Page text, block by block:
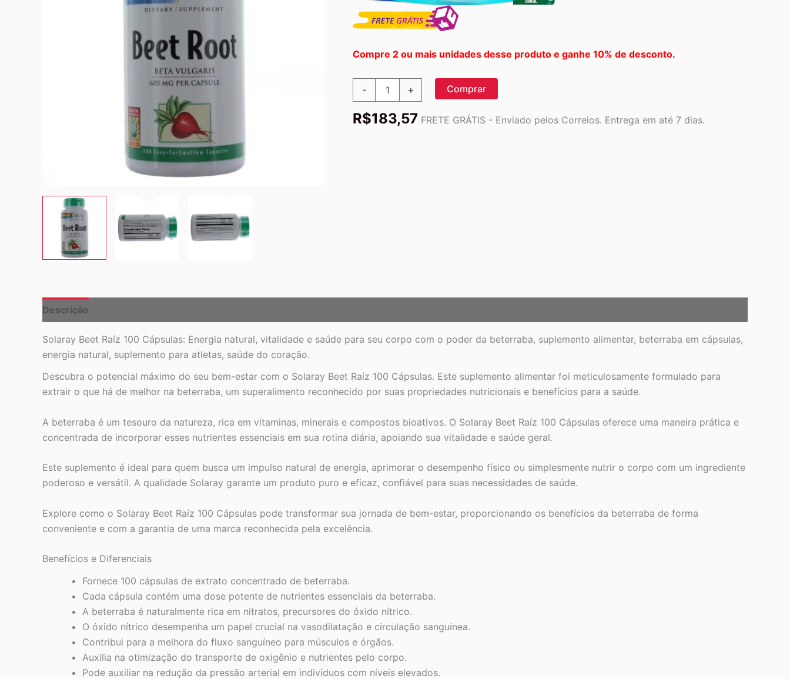
Compre 2 ou mais unidades desse produto e ganhe 10% de desconto.
-
100
+ Comprar
R$183,57 FRETE GRÁTIS - Enviado pelos Correios. Entrega em até 7 dias.
Descrição
Solaray Beet Raíz 100 Cápsulas: Energia natural, vitalidade e saúde para seu corpo com o poder da beterraba, suplemento alimentar, beterraba em cápsulas,
energia natural, suplemento para atletas, saúde do coração.
Descubra o potencial máximo do seu bem-estar com o Solaray Beet Raíz 100 Cápsulas. Este suplemento alimentar foi meticulosamente formulado para
extrair o que há de melhor na beterraba, um superalimento reconhecido por suas propriedades nutricionais e benefícios para a saúde.
A beterraba é um tesouro da natureza, rica em vitaminas, minerais e compostos bioativos. O Solaray Beet Raíz 100 Cápsulas oferece uma maneira prática e
concentrada de incorporar esses nutrientes essenciais em sua rotina diária, apoiando sua vitalidade e saúde geral.
Este suplemento é ideal para quem busca um impulso natural de energia, aprimorar o desempenho físico ou simplesmente nutrir o corpo com um ingrediente
poderoso e versátil. A qualidade Solaray garante um produto puro e eficaz, confiável para suas necessidades de saúde.
Explore como o Solaray Beet Raíz 100 Cápsulas pode transformar sua jornada de bem-estar, proporcionando os benefícios da beterraba de forma
conveniente e com a garantia de uma marca reconhecida pela excelência.
Benefícios e Diferenciais
Fornece 100 cápsulas de extrato concentrado de beterraba.
Cada cápsula contém uma dose potente de nutrientes essenciais da beterraba.
A beterraba é naturalmente rica em nitratos, precursores do óxido nítrico.
O óxido nítrico desempenha um papel crucial na vasodilatação e circulação sanguínea.
Contribui para a melhora do fluxo sanguíneo para músculos e órgãos.
Auxilia na otimização do transporte de oxigênio e nutrientes pelo corpo.
Pode auxiliar na redução da pressão arterial em indivíduos com níveis elevados.